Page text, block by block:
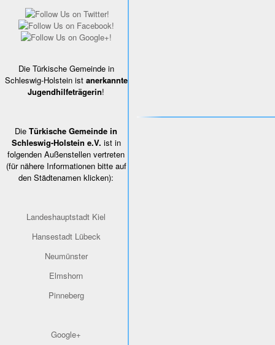
Die Türkische Gemeinde in
Schleswig-Holstein ist anerkannte
Jugendhilfeträgerin!
Die Türkische Gemeinde in
Schleswig-Holstein e.V. ist in
folgenden Außenstellen vertreten
(für nähere Informationen bitte auf
den Städtenamen klicken):
Landeshauptstadt Kiel
Hansestadt Lübeck
Neumünster
Elmshorn
Pinneberg
Google+